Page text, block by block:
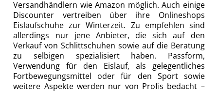
Versandhändlern wie Amazon möglich. Auch einige
Discounter vertreiben über ihre Onlineshops
Eislaufschuhe zur Winterzeit. Zu empfehlen sind
allerdings nur jene Anbieter, die sich auf den
Verkauf von Schlittschuhen sowie auf die Beratung
zu selbigen spezialisiert haben. Passform,
Verwendung für den Eislauf, als gelegentliches
Fortbewegungsmittel oder für den Sport sowie
weitere Aspekte werden nur von Profis bedacht –